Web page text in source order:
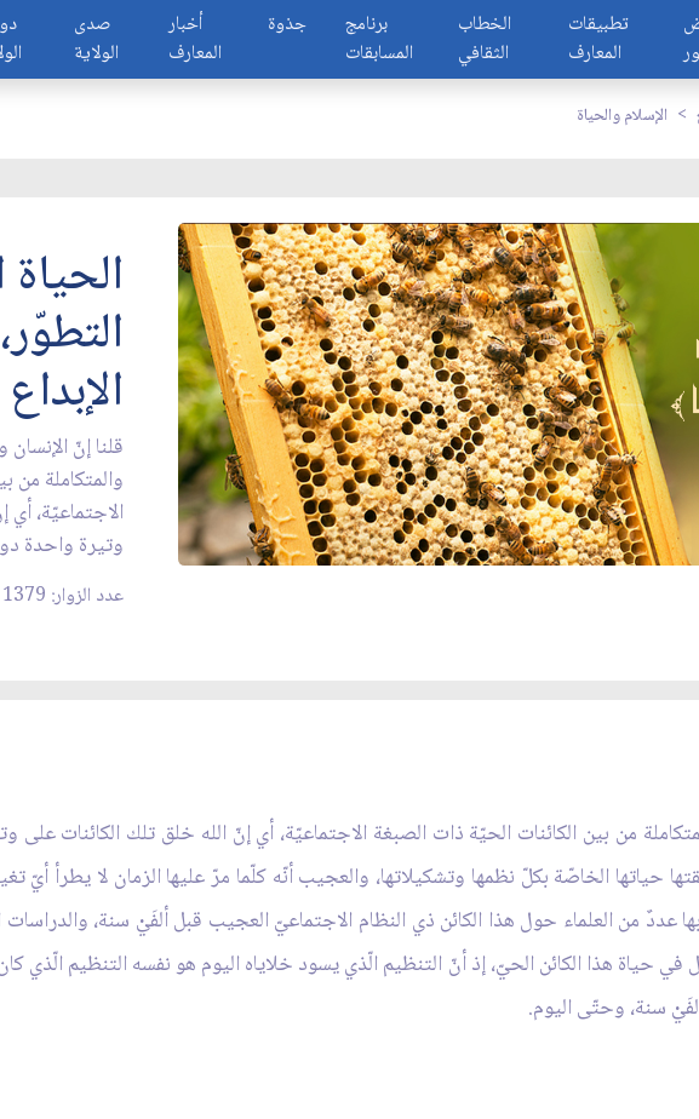
صدى
الولاية
أخبار
المعارف
جذوة
برنامج
المسابقات
الخطاب
الثقافي
تطبيقات
المعارف
الإسلام والحياة
الحياة
الإبداع
قلنا إنّ
والمتكاملة من
الاجتماعيّة،
وتيرة واحدة
عدد الزوار: 1379
من بين الكائنات الحيّة ذات الصبغة الاجتماعيّة، أي إنّ الله خلق تلك الكائنات
حياتها الخاصّة بكلّ نظمها وتشكيلاتها، والعجيب أنّه كلّما مرّ عليها الزمان لا يطرأ أيّ
عددٌ من العلماء حول هذا الكائن ذي النظام الاجتماعيّ العجيب قبل ألفَيْ سنة،
هذا الكائن الحيّ، إذ أنّ التنظيم الّذي يسود خلاياه اليوم هو نفسه التنظيم الّذي كان
سنة، وحتّى اليوم.